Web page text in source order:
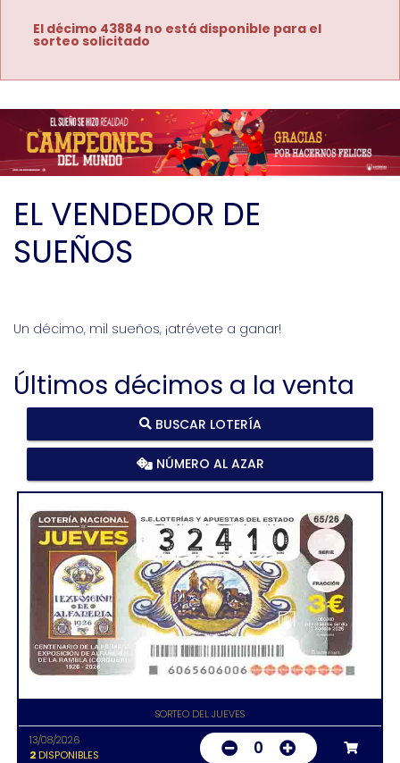
El décimo 43884 no está disponible para el
sorteo solicitado
EL VENDEDOR DE
SUEÑOS
Un décimo, mil sueños, ¡atrévete a ganar!
Últimos décimos a la venta
BUSCAR LOTERÍA
NÚMERO AL AZAR
SORTEO DEL JUEVES
13/08/2026
2DISPONIBLES 0